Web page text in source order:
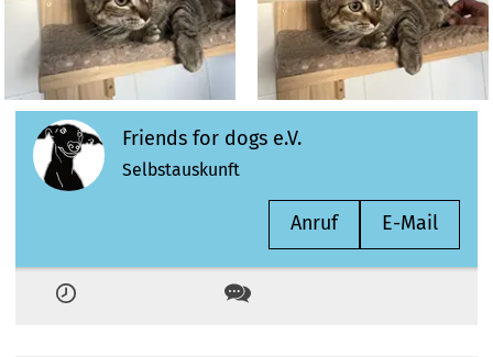
Friends for dogs e.V.
Selbstauskunft
Anruf E-Mail
Zeiten Kontakt